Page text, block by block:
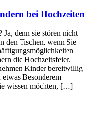
bei Hochzeiten
Ja, denn sie stören nicht
den Tischen, wenn Sie
die Hochzeitsfeier.
Kinder bereitwillig
Besonderem
wissen möchten, […]